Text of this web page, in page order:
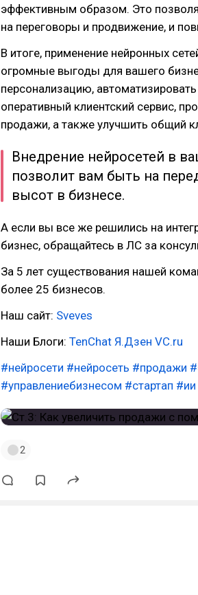
эффективным образом. Это
на переговоры и продвижение, и
В итоге, применение нейронных
огромные выгоды для вашего
персонализацию,
оперативный клиентский сервис,
продажи, а также улучшить общий
Внедрение нейросетей в
позволит вам быть на
высот в бизнесе.
А если вы все же решились на
бизнес, обращайтесь в ЛС за
За 5 лет существования нашей
более 25 бизнесов.
Наш сайт: Sveves
Наши Блоги: TenChat Я.Дзен VC.ru
#нейросети #нейросеть #продажи
#управлениебизнесом #стартап #ии
2